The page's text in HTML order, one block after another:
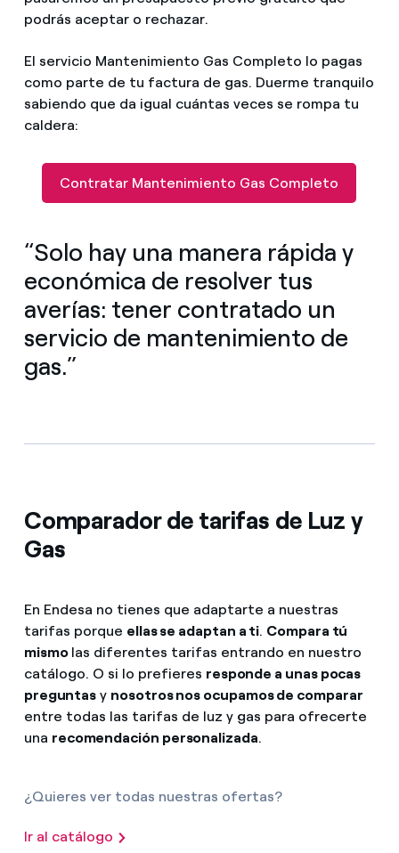
podrás aceptar o rechazar.
El servicio Mantenimiento Gas Completo lo pagas
como parte de tu factura de gas. Duerme tranquilo
sabiendo que da igual cuántas veces se rompa tu
caldera:
Contratar Mantenimiento Gas Completo
“Solo hay una manera rápida y
económica de resolver tus
averías: tener contratado un
servicio de mantenimiento de
gas.”
Comparador de tarifas de Luz y
Gas
En Endesa no tienes que adaptarte a nuestras
tarifas porque ellas se adaptan a ti. Compara tú
mismolas diferentes tarifas entrando en nuestro
catálogo. O si lo prefieres responde a unas pocas
preguntas y nosotros nos ocupamos de comparar
entre todas las tarifas de luz y gas para ofrecerte
una recomendación personalizada.
¿Quieres ver todas nuestras ofertas?
Ir al catálogo